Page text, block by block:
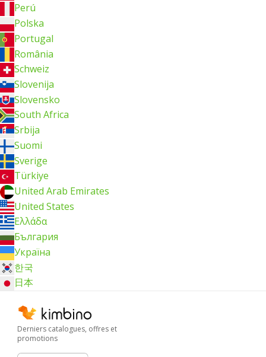
Perú
Polska
Portugal
România
Schweiz
Slovenija
Slovensko
South Africa
Srbija
Suomi
Sverige
Türkiye
United Arab Emirates
United States
Ελλάδα
България
Україна
한국
日本
Derniers catalogues, offres et
promotions